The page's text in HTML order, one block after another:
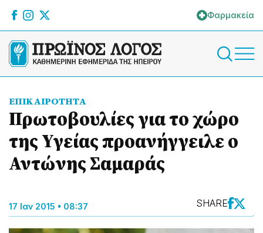
Φαρμακεία
ΕΠΙΚΑΙΡΟΤΗΤΑ
Πρωτοβουλίες για το χώρο
της Υγείας προανήγγειλε ο
Αντώνης Σαμαράς
17 Ιαν 2015 • 08:37 SHARE